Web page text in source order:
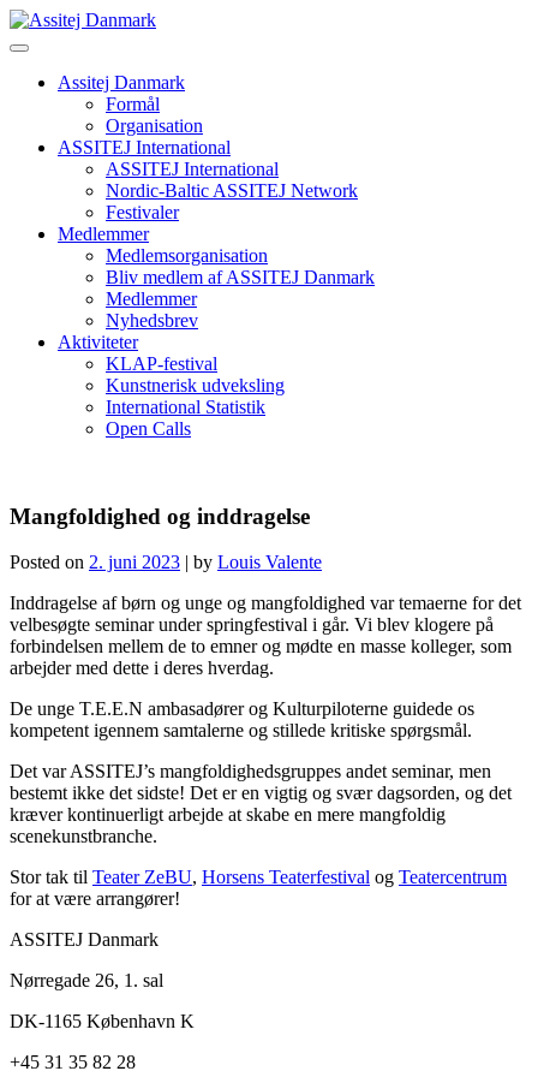
Skip
to
Assitej Danmark
Formål
Organisation
ASSITEJ International
ASSITEJ International
Nordic-Baltic ASSITEJ Network
Festivaler
Medlemmer
Medlemsorganisation
Bliv medlem af ASSITEJ Danmark
Medlemmer
Nyhedsbrev
Aktiviteter
KLAP-festival
Kunstnerisk udveksling
International Statistik
Open Calls
Mangfoldighed og inddragelse
Posted on 2. juni 2023 | by Louis Valente
Inddragelse af børn og unge og mangfoldighed var temaerne for det
velbesøgte seminar under springfestival i går. Vi blev klogere på
forbindelsen mellem de to emner og mødte en masse kolleger, som
arbejder med dette i deres hverdag.
De unge T.E.E.N ambasadører og Kulturpiloterne guidede os
kompetent igennem samtalerne og stillede kritiske spørgsmål.
Det var ASSITEJ’s mangfoldighedsgruppes andet seminar, men
bestemt ikke det sidste! Det er en vigtig og svær dagsorden, og det
kræver kontinuerligt arbejde at skabe en mere mangfoldig
scenekunstbranche.
Stor tak til Teater ZeBU, Horsens Teaterfestival og Teatercentrum
for at være arrangører!
ASSITEJ Danmark
Nørregade 26, 1. sal
DK-1165 København K
+45 31 35 82 28